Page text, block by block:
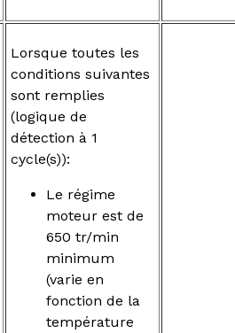
Lorsque toutes les
conditions suivantes
sont remplies
(logique de
détection à 1
cycle(s)):
Le régime
moteur est de
650 tr/min
minimum
(varie en
fonction de la
température